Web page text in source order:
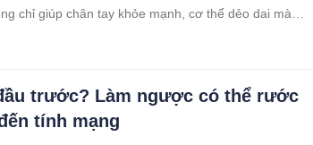
chỉ giúp chân tay khỏe mạnh, cơ thể dẻo dai mà
trước? Làm ngược có thể rước
tính mạng